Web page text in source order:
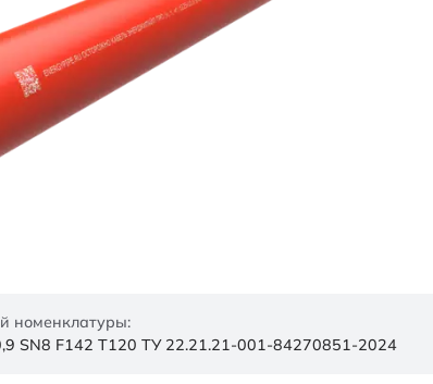
номенклатуры:
SN8 F142 Т120 ТУ 22.21.21-001-84270851-2024